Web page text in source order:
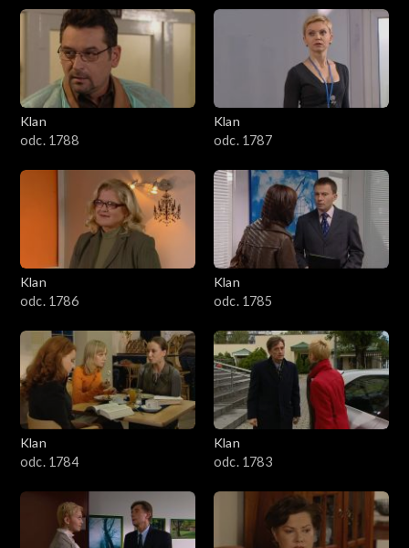
2501–2600
2401–2500
2301–2400
2201–2300
2101–2200
2001–2100
1901–2000
1801–1900
1701–1800
1601–1700
1501–1600
1401–1500
Klan
odc. 1788
Klan
odc. 1787
Klan
odc. 1786
Klan
odc. 1785
Klan
odc. 1784
Klan
odc. 1783